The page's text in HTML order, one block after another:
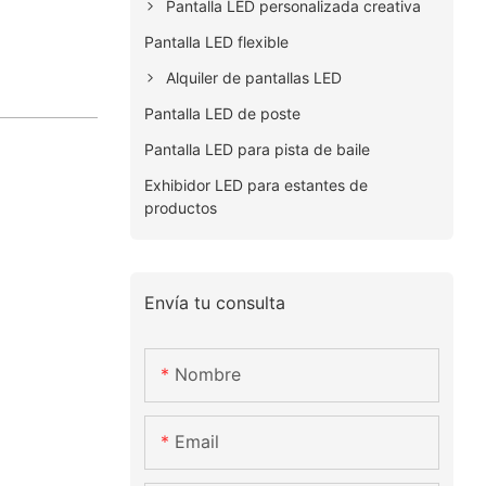
Pantalla LED personalizada creativa
Pantalla LED flexible
Alquiler de pantallas LED
Pantalla LED de poste
Pantalla LED para pista de baile
Exhibidor LED para estantes de
productos
Envía tu consulta
Nombre
Email